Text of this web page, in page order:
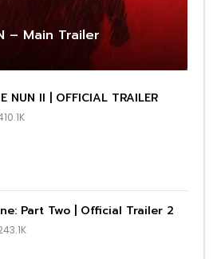
– Main Trailer
NUN II | OFFICIAL TRAILER
Part Two | Official Trailer 2